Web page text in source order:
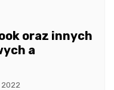
oraz innych
a